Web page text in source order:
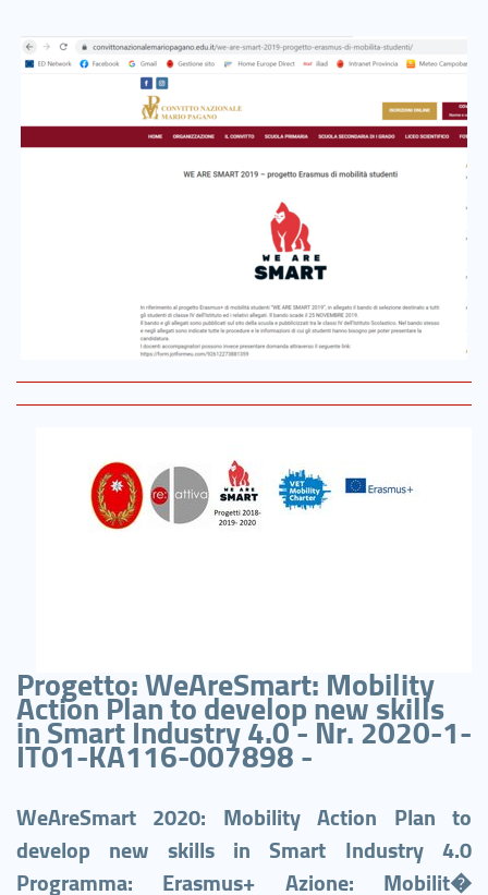
Progetto: WeAreSmart: Mobility
Action Plan to develop new skills
in Smart Industry 4.0 - Nr. 2020-1-
IT01-KA116-007898 -
WeAreSmart 2020: Mobility Action Plan to
develop new skills in Smart Industry 4.0
Programma: Erasmus+ Azione: Mobilit�